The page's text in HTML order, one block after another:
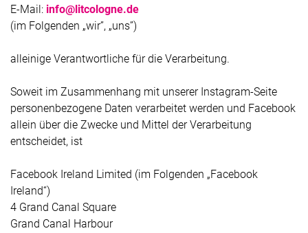
E-Mail: info@litcologne.de
(im Folgenden „wir”, „uns”)
alleinige Verantwortliche für die Verarbeitung.
Soweit im Zusammenhang mit unserer Instagram-Seite
personenbezogene Daten verarbeitet werden und Facebook
allein über die Zwecke und Mittel der Verarbeitung
entscheidet, ist
Facebook Ireland Limited (im Folgenden „Facebook
Ireland“)
4 Grand Canal Square
Grand Canal Harbour